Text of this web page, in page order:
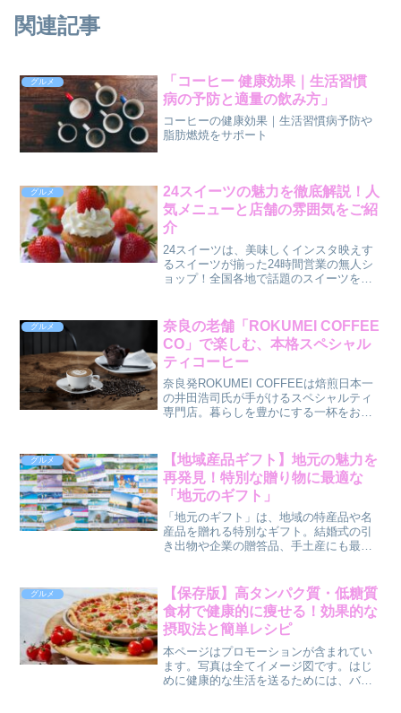
関連記事
グルメ
「コーヒー 健康効果｜生活習慣
病の予防と適量の飲み方」
コーヒーの健康効果｜生活習慣病予防や
脂肪燃焼をサポート
グルメ
24スイーツの魅力を徹底解説！人
気メニューと店舗の雰囲気をご紹
介
24スイーツは、美味しくインスタ映えす
るスイーツが揃った24時間営業の無人シ
ョップ！全国各地で話題のスイーツをぜ
グルメ
奈良の老舗「ROKUMEI COFFEE
CO」で楽しむ、本格スペシャル
ティコーヒー
奈良発ROKUMEI COFFEEは焙煎日本一
の井田浩司氏が手がけるスペシャルティ
専門店。暮らしを豊かにする一杯をお届
グルメ
【地域産品ギフト】地元の魅力を
再発見！特別な贈り物に最適な
「地元のギフト」
「地元のギフト」は、地域の特産品や名
産品を贈れる特別なギフト。結婚式の引
き出物や企業の贈答品、手土産にも最
グルメ
【保存版】高タンパク質・低糖質
食材で健康的に痩せる！効果的な
摂取法と簡単レシピ
本ページはプロモーションが含まれてい
ます。写真は全てイメージ図です。はじ
めに健康的な生活を送るためには、バラ